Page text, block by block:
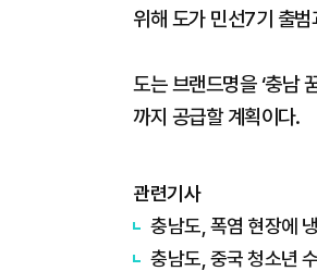
위해 도가 민선7기 출
도는 브랜드명을 ‘충남
까지 공급할 계획이다.
관련기사
충남도, 폭염 현장에
충남도, 중국 청소년